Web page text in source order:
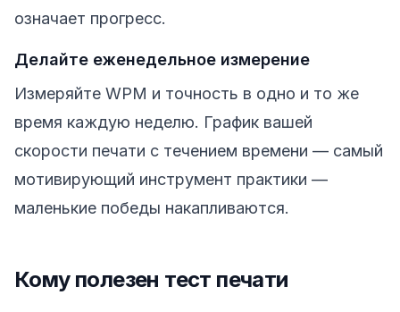
означает прогресс.
Делайте еженедельное измерение
Измеряйте WPM и точность в одно и то же
время каждую неделю. График вашей
скорости печати с течением времени — самый
мотивирующий инструмент практики —
маленькие победы накапливаются.
Кому полезен тест печати